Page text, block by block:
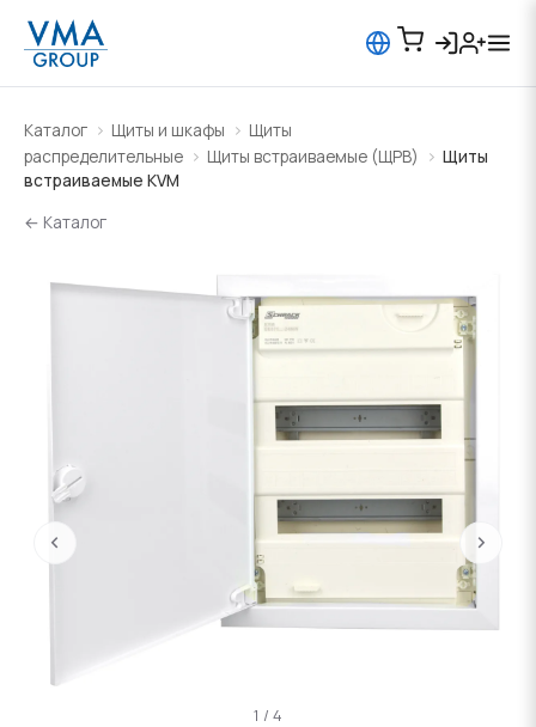
Каталог Щиты и шкафы
Щиты
распределительные
Щиты встраиваемые (ЩРВ)
Щиты
встраиваемые KVM
← Каталог
‹ ›
1 / 4